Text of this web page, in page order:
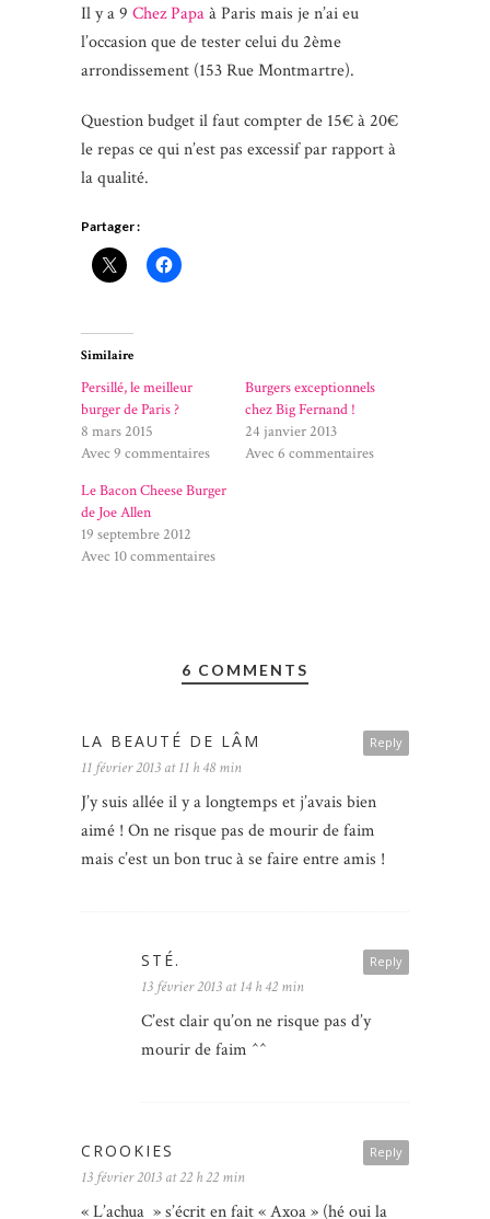
Il y a 9 Chez Papaà Paris mais je n’ai eu
l’occasion que de tester celui du 2ème
arrondissement (153 Rue Montmartre).
Question budget il faut compter de 15€ à 20€
le repas ce qui n’est pas excessif par rapport à
la qualité.
Partager :
Similaire
Persillé, le meilleur
burger de Paris ?
8 mars 2015
Avec 9 commentaires
Burgers exceptionnels
chez Big Fernand !
24 janvier 2013
Avec 6 commentaires
Le Bacon Cheese Burger
de Joe Allen
19 septembre 2012
Avec 10 commentaires
6 COMMENTS
Reply
LA BEAUTÉ DE LÂM
11 février 2013 at 11 h 48 min
J’y suis allée il y a longtemps et j’avais bien
aimé ! On ne risque pas de mourir de faim
mais c’est un bon truc à se faire entre amis !
Reply
STÉ.
13 février 2013 at 14 h 42 min
C’est clair qu’on ne risque pas d’y
mourir de faim ^^
Reply
CROOKIES
13 février 2013 at 22 h 22 min
« L’achua » s’écrit en fait « Axoa » (hé oui la